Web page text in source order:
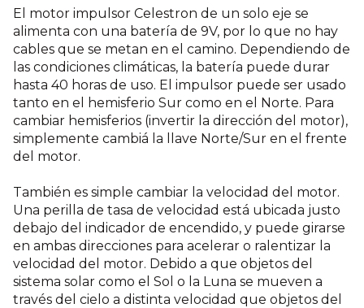
El motor impulsor Celestron de un solo eje se
alimenta con una batería de 9V, por lo que no hay
cables que se metan en el camino. Dependiendo de
las condiciones climáticas, la batería puede durar
hasta 40 horas de uso. El impulsor puede ser usado
tanto en el hemisferio Sur como en el Norte. Para
cambiar hemisferios (invertir la dirección del motor),
simplemente cambiá la llave Norte/Sur en el frente
del motor.
También es simple cambiar la velocidad del motor.
Una perilla de tasa de velocidad está ubicada justo
debajo del indicador de encendido, y puede girarse
en ambas direcciones para acelerar o ralentizar la
velocidad del motor. Debido a que objetos del
sistema solar como el Sol o la Luna se mueven a
través del cielo a distinta velocidad que objetos del